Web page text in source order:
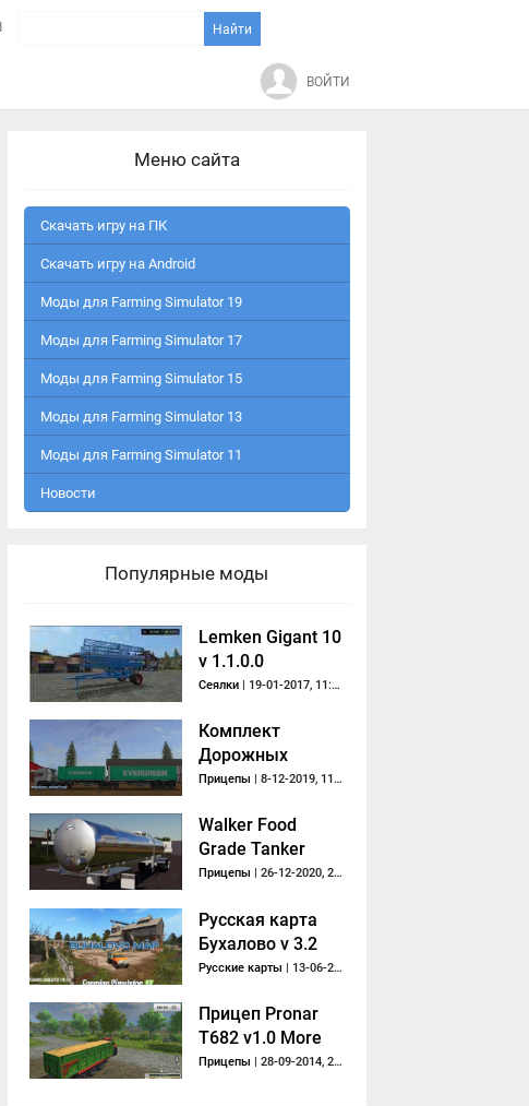
ВОЙТИ
Меню сайта
Скачать игру на ПК
Скачать игру на Android
Моды для Farming Simulator 19
Моды для Farming Simulator 17
Моды для Farming Simulator 15
Моды для Farming Simulator 13
Моды для Farming Simulator 11
Новости
Популярные моды
Lemken Gigant 10
v 1.1.0.0
Сеялки | 19-01-2017, 11:57
Комплект
Дорожных
Поездов
Прицепы | 8-12-2019, 11:23
Walker Food
Grade Tanker
V1.0
Прицепы | 26-12-2020, 20:26
Русская карта
Бухалово v 3.2
Русские карты | 13-06-2018, 19:36
Прицеп Pronar
T682 v1.0 More
Realistic
Прицепы | 28-09-2014, 21:12